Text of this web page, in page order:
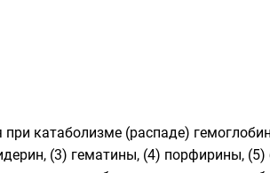
катаболизме (распаде)
(3) гематины, (4) порфирины,